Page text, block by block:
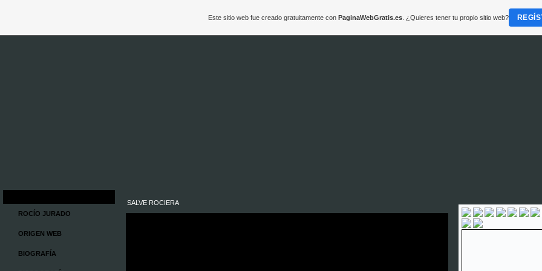
ROCÍO JURADO
ORIGEN WEB
BIOGRAFÍA
SALVE ROCIERA
Este sitio web fue creado gratuitamente con PaginaWebGratis.es. ¿Quieres tener tu propio sitio web?